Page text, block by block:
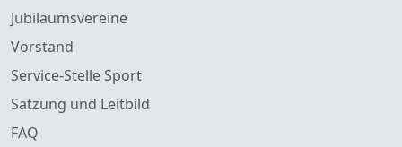
Jubiläumsvereine
Vorstand
Service-Stelle Sport
Satzung und Leitbild
FAQ